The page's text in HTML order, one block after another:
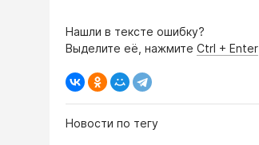
Нашли в тексте ошибку?
Выделите её, нажмите Ctrl + Enter
Новости по тегу